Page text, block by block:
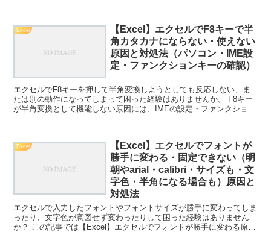
Excel
【Excel】エクセルでF8キーで半
角カタカナにならない・使えない
原因と対処法（パソコン・IME設
定・ファンクションキーの確認）
エクセルでF8キーを押して半角変換しようとしても反応しない、ま
たは別の動作になってしまって困った経験はありませんか。 F8キー
が半角変換として機能しない原因には、IMEの設定・ファンクション
Excel
【Excel】エクセルでフォントが
勝手に変わる・固定できない（明
朝やarial・calibri・サイズも・文
字色・半角になる場合も）原因と
対処法
エクセルで入力したフォントやフォントサイズが勝手に変わってしま
ったり、文字色が意図せず変わったりして困った経験はありません
か？ この記事では【Excel】エクセルでフォントが勝手に変わる原因